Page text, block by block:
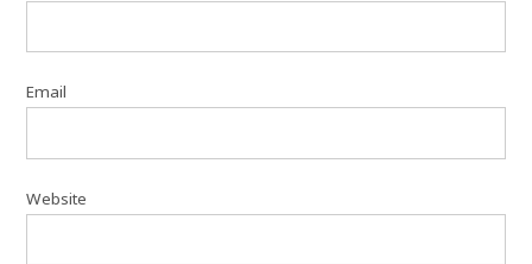
Email
Website